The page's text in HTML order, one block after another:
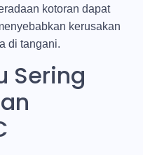
kotoran dapat
kerusakan
di tangani.
Sering